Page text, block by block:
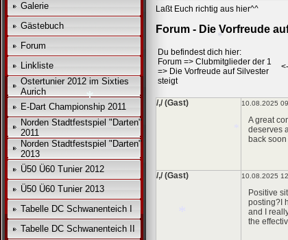
Galerie
Gästebuch
Forum
Linkliste
Ostertunier 2012 im Sixties
Aurich
E-Dart Championship 2011
Norden Stadtfestspiel "Darten"
2011
Norden Stadtfestspiel "Darten"
2013
Ü50 Ü60 Tunier 2012
Ü50 Ü60 Tunier 2013
Tabelle DC Schwanenteich I
Tabelle DC Schwanenteich II
Laßt Euch richtig aus hier^^
Forum - Die Vorfreude
Du befindest dich hier:
Forum => Clubmitglieder der 1
=> Die Vorfreude auf Silvester
steigt
/,/ (Gast) 10.08.2025
A great
deserves
back
/,/ (Gast) 10.08.2025
Positive
posting?I
and I
the
*